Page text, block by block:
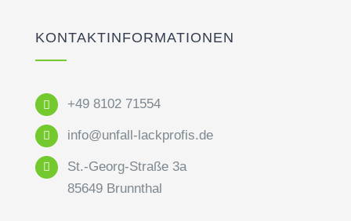
KONTAKTINFORMATIONEN
+49 8102 71554
info@unfall-lackprofis.de
St.-Georg-Straße 3a
85649 Brunnthal